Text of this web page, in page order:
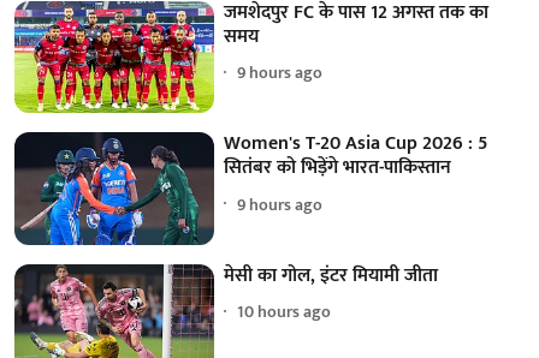
जमशेदपुर FC के पास 12 अगस्त तक का
समय
9 hours ago
Women's T-20 Asia Cup 2026 : 5
सितंबर को भिड़ेंगे भारत-पाकिस्तान
9 hours ago
मेसी का गोल, इंटर मियामी जीता
10 hours ago